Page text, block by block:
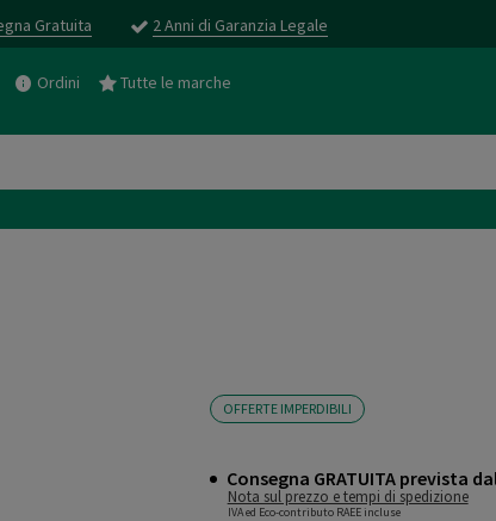
Gratuita 2 Anni di Garanzia Legale
Ordini Tutte le marche
OFFERTE IMPERDIBILI
Consegna GRATUITA prevista
Nota sul prezzo e tempi di spedizione
IVA ed Eco-contributo RAEE incluse